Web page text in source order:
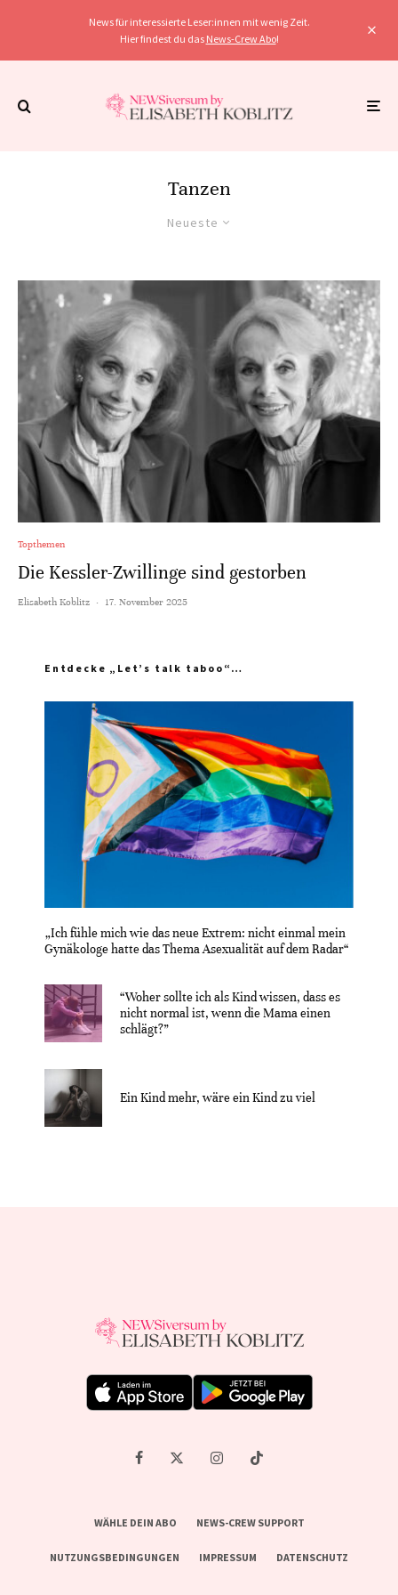
News für interessierte Leser:innen mit wenig Zeit.
Hier findest du das News-Crew Abo!
Tanzen
Neueste
Topthemen
Die Kessler-Zwillinge sind gestorben
Elisabeth Koblitz · 17. November 2025
Entdecke „Let’s talk taboo“…
„Ich fühle mich wie das neue Extrem: nicht einmal mein
Gynäkologe hatte das Thema Asexualität auf dem Radar“
“Woher sollte ich als Kind wissen, dass es
nicht normal ist, wenn die Mama einen
schlägt?”
Ein Kind mehr, wäre ein Kind zu viel
WÄHLE DEIN ABO NEWS-CREW SUPPORT
NUTZUNGSBEDINGUNGEN IMPRESSUM DATENSCHUTZ